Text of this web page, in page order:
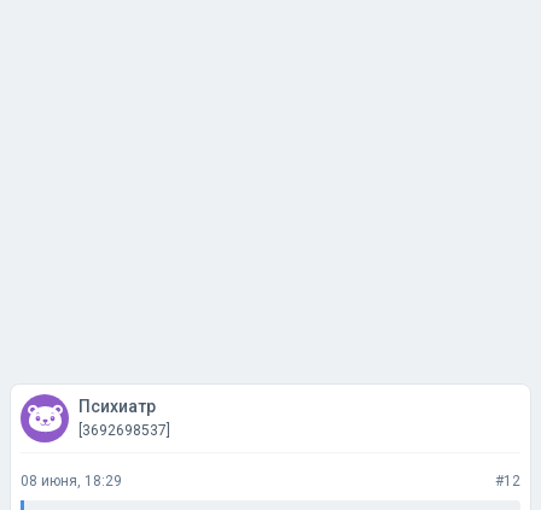
Психиатр
[3692698537]
08 июня, 18:29 #12